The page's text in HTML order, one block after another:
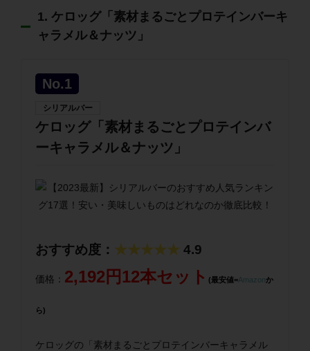
1. ケロッグ「素材まるごとプロテインバーキ
ャラメル＆ナッツ」
No.1
シリアルバー
ケロッグ「素材まるごとプロテインバ
ーキャラメル＆ナッツ」
おすすめ度： ★★★★★ 4.9
価格： 2,192円12本セット (最安値=Amazonか
ら)
ケロッグの「素材まるごとプロテインバーキャラメル